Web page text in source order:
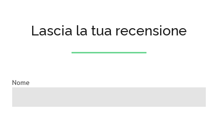
Lascia la tua recensione
Nome